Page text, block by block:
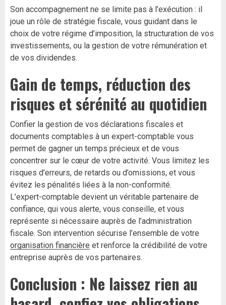
Son accompagnement ne se limite pas à l’exécution : il
joue un rôle de stratégie fiscale, vous guidant dans le
choix de votre régime d’imposition, la structuration de vos
investissements, ou la gestion de votre rémunération et
de vos dividendes.
Gain de temps, réduction des
risques et sérénité au quotidien
Confier la gestion de vos déclarations fiscales et
documents comptables à un expert-comptable vous
permet de gagner un temps précieux et de vous
concentrer sur le cœur de votre activité. Vous limitez les
risques d’erreurs, de retards ou d’omissions, et vous
évitez les pénalités liées à la non-conformité.
L’expert-comptable devient un véritable partenaire de
confiance, qui vous alerte, vous conseille, et vous
représente si nécessaire auprès de l’administration
fiscale. Son intervention sécurise l’ensemble de votre
organisation financière et renforce la crédibilité de votre
entreprise auprès de vos partenaires.
Conclusion : Ne laissez rien au